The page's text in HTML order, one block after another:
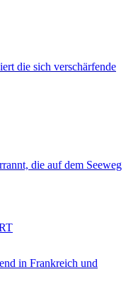
die sich verschärfende
die auf dem Seeweg
in Frankreich und